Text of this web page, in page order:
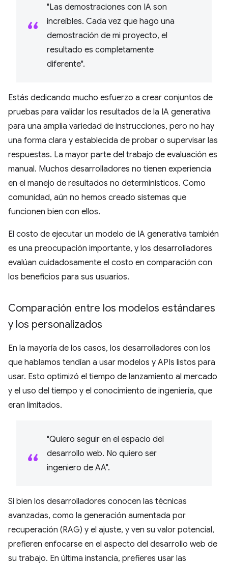
"Las demostraciones con IA son
increíbles. Cada vez que hago una
demostración de mi proyecto, el
resultado es completamente
diferente".
Estás dedicando mucho esfuerzo a crear conjuntos de
pruebas para validar los resultados de la IA generativa
para una amplia variedad de instrucciones, pero no hay
una forma clara y establecida de probar o supervisar las
respuestas. La mayor parte del trabajo de evaluación es
manual. Muchos desarrolladores no tienen experiencia
en el manejo de resultados no determinísticos. Como
comunidad, aún no hemos creado sistemas que
funcionen bien con ellos.
El costo de ejecutar un modelo de IA generativa también
es una preocupación importante, y los desarrolladores
evalúan cuidadosamente el costo en comparación con
los beneficios para sus usuarios.
Comparación entre los modelos estándares
y los personalizados
En la mayoría de los casos, los desarrolladores con los
que hablamos tendían a usar modelos y APIs listos para
usar. Esto optimizó el tiempo de lanzamiento al mercado
y el uso del tiempo y el conocimiento de ingeniería, que
eran limitados.
"Quiero seguir en el espacio del
desarrollo web. No quiero ser
ingeniero de AA".
Si bien los desarrolladores conocen las técnicas
avanzadas, como la generación aumentada por
recuperación (RAG) y el ajuste, y ven su valor potencial,
prefieren enfocarse en el aspecto del desarrollo web de
su trabajo. En última instancia, prefieres usar las